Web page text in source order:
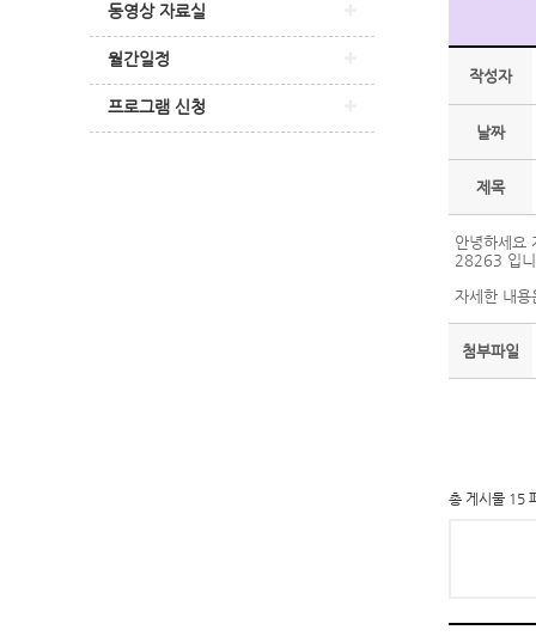
동영상 자료실
월간일정
프로그램 신청
작성자
날짜
제목
안녕하세요
28263 입
자세한 내
첨부파일
총 게시물 15